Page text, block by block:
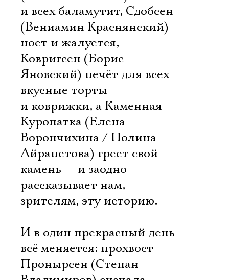
и всех баламутит, Сдобсен
(Вениамин Краснянский)
ноет и жалуется,
Ковригсен (Борис
Яновский) печёт для всех
вкусные торты
и коврижки, а Каменная
Куропатка (Елена
Ворончихина / Полина
Айрапетова) греет свой
камень — и заодно
рассказывает нам,
зрителям, эту историю.
И в один прекрасный день
всё меняется: прохвост
Пронырсен (Степан